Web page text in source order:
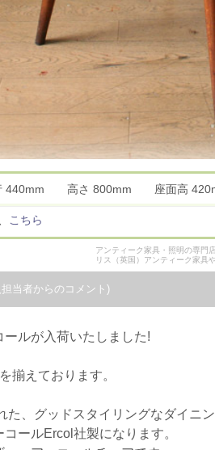
440mm 高さ 800mm 座面高
こちら
アンティーク家具・照明の専門
リス（英国）アンティーク家具
担当者からのコメント)
ルが入荷いたしました!
揃えております。
た、グッドスタイリングなダイニ
ールErcol社製になります。